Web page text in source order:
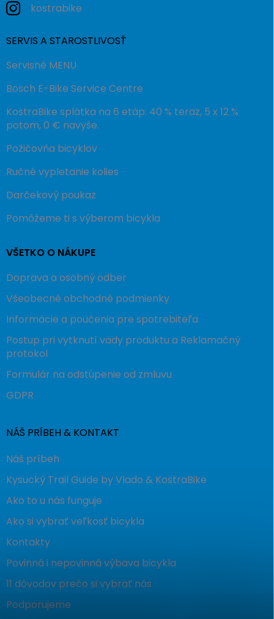
kostrabike
SERVIS A STAROSTLIVOSŤ
Servisné MENU
Bosch E-Bike Service Centre
KostraBike splátka na 6 etáp: 40 % teraz, 5 x 12 %
potom, 0 € navyše.
Požičovňa bicyklov
Ručné vypletanie kolies
Darčekový poukaz
Pomôžeme ti s výberom bicykla
VŠETKO O NÁKUPE
Doprava a osobný odber
Všeobecné obchodné podmienky
Informácie a poučenia pre spotrebiteľa
Postup pri vytknutí vady produktu a Reklamačný
protokol
Formulár na odstúpenie od zmluvu
GDPR
NÁŠ PRÍBEH & KONTAKT
Náš príbeh
Kysucký Trail Guide by Vlado & KostraBike
Ako to u nás funguje
Ako si vybrať veľkosť bicykla
Kontakty
Povinná i nepovinná výbava bicykla
11 dôvodov prečo si vybrať nás
Podporujeme